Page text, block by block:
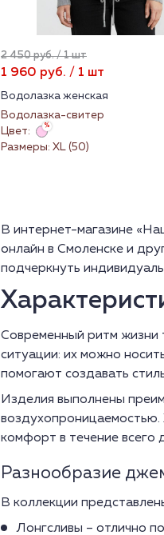
2 450 руб. / 1 шт
1 960 руб. / 1 шт
Водолазка женская
Водолазка-свитер
Цвет:
Размеры: XL (50)
В интернет-магазине
онлайн в Смоленске и
подчеркнуть
Современный ритм
ситуации: их можно
помогают создавать
Изделия выполнены
комфорт в течение всего
Разнообразие
В коллекции
Лонгсливы – отлично